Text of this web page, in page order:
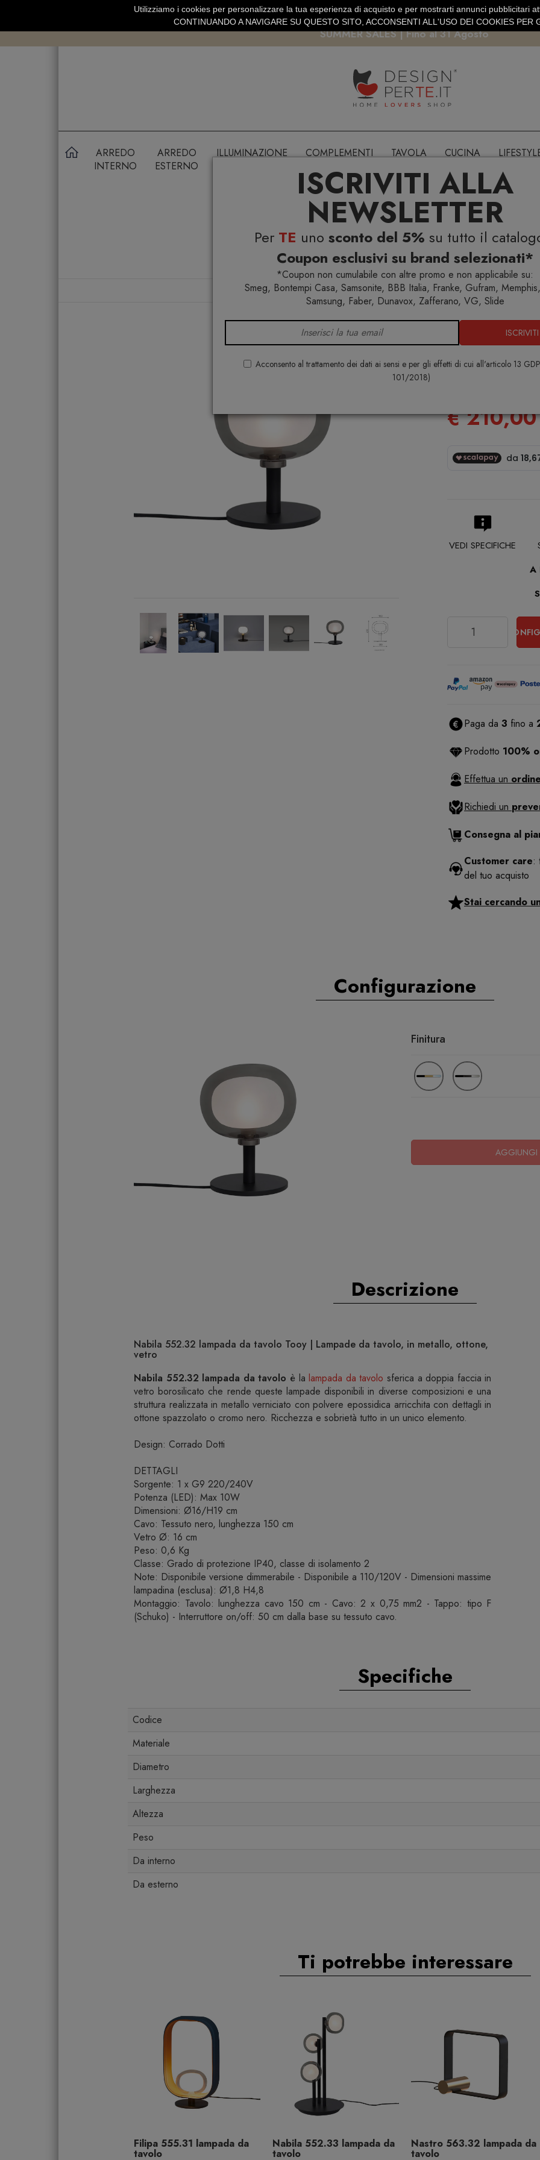
ISCRIVITI ALLA
NEWSLETTER
Per TE uno sconto del 5% su tutto il
Coupon esclusivi su brand selezionati*
*Coupon non cumulabile con altre promo e non applicabile su:
Smeg, Bontempi Casa, Samsonite, BBB Italia, Franke, Gufram,
Samsung, Faber, Dunavox, Zafferano, VG, Slide
ISCRIVITI
Acconsento al trattamento dei dati ai sensi e per gli effetti di cui all'articolo 13
101/2018)
SPEDIZIONE GRATUITA SOPRA 99 EURO PAGAMENTO SICURO PAYPAL · CARTA DI CREDITO
SUMMER SALES | Fino al 31 Agosto
ARREDO
INTERNO
ARREDO
ESTERNO
ILLUMINAZIONE COMPLEMENTI TAVOLA CUCINA
Home Illuminazione Lampade da tavolo Nabila 552.32 lampada
Nabila
tavolo
€ 210,00
VEDI SPECIFICHE
A
Paga da 3 fino a
Prodotto 100%
Effettua un
Richiedi un
Consegna al
Customer care:
del tuo acquisto
Stai cercando
Configurazione
Finitura
AGGIUNGI
Descrizione
Nabila 552.32 lampada da tavolo Tooy | Lampade da tavolo, in metallo, ottone,
vetro
Nabila 552.32 lampada da tavolo è lalampada da tavolo sferica a doppia faccia in
vetro borosilicato che rende queste lampade disponibili in diverse composizioni e una
struttura realizzata in metallo verniciato con polvere epossidica arricchita con dettagli in
ottone spazzolato o cromo nero. Ricchezza e sobrietà tutto in un unico elemento.
Design: Corrado Dotti
DETTAGLI
Sorgente: 1 x G9 220/240V
Potenza (LED): Max 10W
Dimensioni: Ø16/H19 cm
Cavo: Tessuto nero, lunghezza 150 cm
Vetro Ø: 16 cm
Peso: 0,6 Kg
Classe: Grado di protezione IP40, classe di isolamento 2
Note: Disponibile versione dimmerabile - Disponibile a 110/120V - Dimensioni massime
lampadina (esclusa): Ø1,8 H4,8
Montaggio: Tavolo: lunghezza cavo 150 cm - Cavo: 2 x 0,75 mm2 - Tappo: tipo F
(Schuko) - Interruttore on/off: 50 cm dalla base su tessuto cavo.
Specifiche
Codice
Materiale
Diametro
Larghezza
Altezza
Peso
Da interno
Da esterno
Ti potrebbe interessare
Filipa 555.31 lampada da
tavolo
Nabila 552.33 lampada da
tavolo
Nastro 563.32 lampada da
tavolo
Utilizziamo i cookies per personalizzare la tua esperienza di acquisto e per mostrarti annunci pubblicitari
CONTINUANDO A NAVIGARE SU QUESTO SITO, ACCONSENTI ALL'USO DEI COOKIES PER